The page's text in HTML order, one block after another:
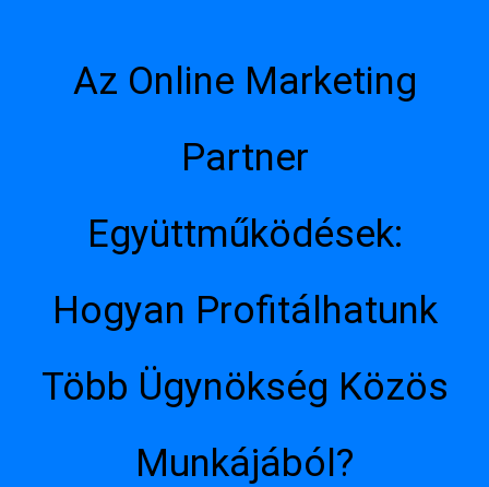
Az Online Marketing
Partner
Együttműködések:
Hogyan Profitálhatunk
Több Ügynökség Közös
Munkájából?